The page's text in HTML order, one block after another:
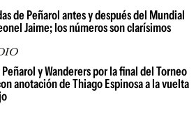
de Peñarol antes y después del Mundial
Jaime; los números son clarísimos
y Wanderers por la final del Torneo
anotación de Thiago Espinosa a la vuelta